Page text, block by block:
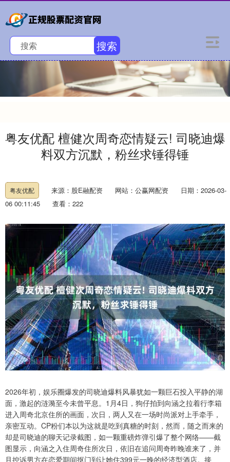
搜索
粤友优配 檀健次周奇恋情疑云! 司晓迪爆
料双方沉默，粉丝求锤得锤
粤友优配 来源：股E融配资 网站：公赢网配资
日期：2026-03-
06 00:11:45
查看：222
2026年初，娱乐圈爆发的司晓迪爆料风暴犹如一颗巨石投入平静的湖
面，激起的涟漪至今未曾平息。1月4日，狗仔拍到向涵之拉着行李箱
进入周奇北京住所的画面，次日，两人又在一场时尚派对上手牵手，
亲密互动。CP粉们本以为这就是吃到真糖的时刻，然而，随之而来的
却是司晓迪的聊天记录截图，如一颗重磅炸弹引爆了整个网络——截
图显示，向涵之入住周奇住所次日，依旧在追问周奇昨晚谁来了，并
且控诉男方在恋爱期间抠门到让她住399元一晚的经济型酒店。接